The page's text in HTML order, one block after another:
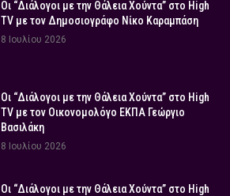
Οι “Διάλογοι με την Θάλεια Χούντα” στο High
TV με τον Δημοσιογράφο Νίκο Καραμπάση
8 Ιουλίου 2026
Οι “Διάλογοι με την Θάλεια Χούντα” στο High
TV με τον Οικονομολόγο ΕΚΠΑ Γεώργιο
Βασιλάκη
8 Ιουλίου 2026
Οι “Διάλογοι με την Θάλεια Χούντα” στο High